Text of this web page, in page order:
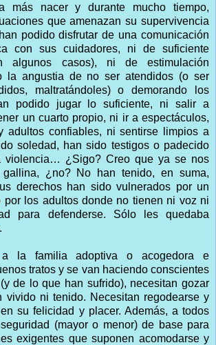
más nacer y durante mucho tiempo,
que amenazan su supervivencia
podido disfrutar de una comunicación
con sus cuidadores, ni de suficiente
algunos casos), ni de estimulación
la angustia de no ser atendidos (o ser
maltratándoles) o demorando los
podido jugar lo suficiente, ni salir a
un cuarto propio, ni ir a espectáculos,
adultos confiables, ni sentirse limpios a
soledad, han sido testigos o padecido
violencia… ¿Sigo? Creo que ya se nos
¿no? No han tenido, en suma,
derechos han sido vulnerados por un
por los adultos donde no tienen ni voz ni
para defenderse. Sólo les quedaba
la familia adoptiva o acogedora e
tratos y se van haciendo conscientes
de lo que han sufrido), necesitan gozar
vivido ni tenido. Necesitan regodearse y
su felicidad y placer. Además, a todos
(mayor o menor) de base para
exigentes que suponen acomodarse y